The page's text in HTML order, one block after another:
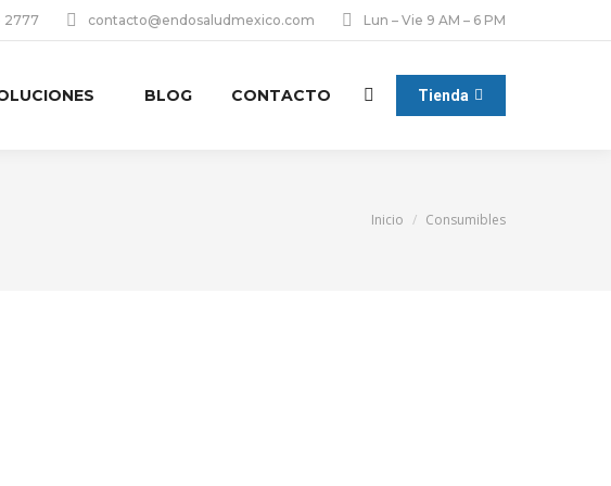
2777 contacto@endosaludmexico.com Lun – Vie 9 AM – 6 PM
BLOG CONTACTO Buscar: Tienda
Estás aquí:
Inicio Consumibles